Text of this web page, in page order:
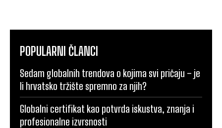
POPULARNI ČLANCI
Sedam globalnih trendova o kojima svi pričaju – je
li hrvatsko tržište spremno za njih?
Globalni certifikat kao potvrda iskustva, znanja i
profesionalne izvrsnosti